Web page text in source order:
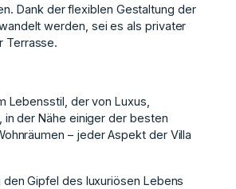
Dank der flexiblen Gestaltung der
werden, sei es als privater
Terrasse.
Lebensstil, der von Luxus,
in der Nähe einiger der besten
– jeder Aspekt der Villa
Gipfel des luxuriösen Lebens